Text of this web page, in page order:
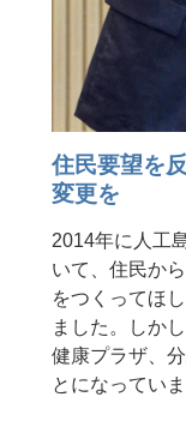
住民要望を
変更を
2014年に人工
いて、住民か
をつくってほ
ました。しか
健康プラザ、
とになっていま